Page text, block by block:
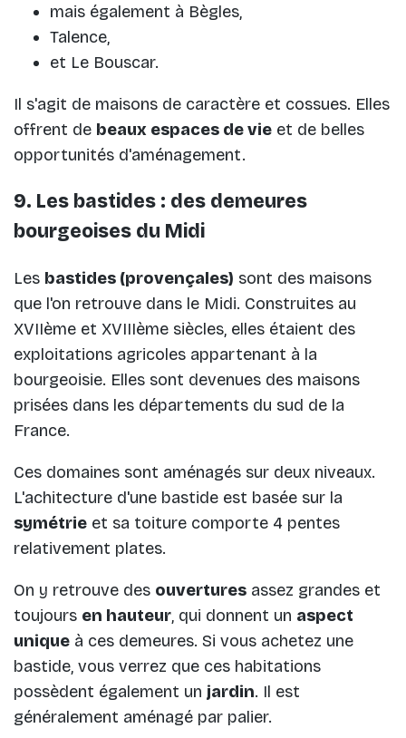
mais également à Bègles,
Talence,
et Le Bouscar.
Il s'agit de maisons de caractère et cossues. Elles
offrent de beaux espaces de vie et de belles
opportunités d'aménagement.
9. Les bastides : des demeures
bourgeoises du Midi
Les bastides (provençales) sont des maisons
que l'on retrouve dans le Midi. Construites au
XVIIème et XVIIIème siècles, elles étaient des
exploitations agricoles appartenant à la
bourgeoisie. Elles sont devenues des maisons
prisées dans les départements du sud de la
France.
Ces domaines sont aménagés sur deux niveaux.
L'achitecture d'une bastide est basée sur la
symétrie et sa toiture comporte 4 pentes
relativement plates.
On y retrouve des ouvertures assez grandes et
toujours en hauteur, qui donnent un aspect
unique à ces demeures. Si vous achetez une
bastide, vous verrez que ces habitations
possèdent également un jardin. Il est
généralement aménagé par palier.